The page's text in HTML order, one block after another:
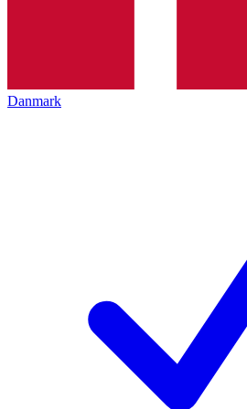
Danmark